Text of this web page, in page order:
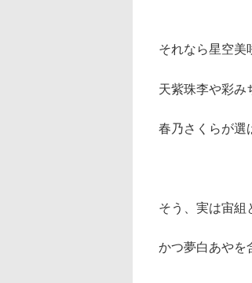
それなら星空美
天紫珠李や彩み
春乃さくらが選
そう、実は宙組
かつ夢白あやを